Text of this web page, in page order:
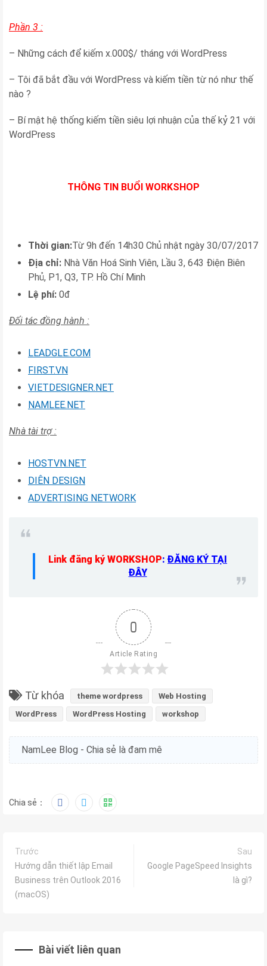
Phần 3 :
– Những cách để kiếm x.000$/ tháng với WordPress
– Tôi đã bắt đầu với WordPress và kiếm tiền từ nó như thế
nào ?
– Bí mật hệ thống kiếm tiền siêu lợi nhuận của thế kỷ 21 với
WordPress
THÔNG TIN BUỔI WORKSHOP
Thời gian:Từ 9h đến 14h30 Chủ nhật ngày 30/07/2017
Địa chỉ: Nhà Văn Hoá Sinh Viên, Lầu 3, 643 Điện Biên
Phủ, P1, Q3, TP. Hồ Chí Minh
Lệ phí: 0đ
Đối tác đồng hành :
LEADGLE.COM
FIRST.VN
VIETDESIGNER.NET
NAMLEE.NET
Nhà tài trợ :
HOSTVN.NET
DIÊN DESIGN
ADVERTISING NETWORK
Link đăng ký WORKSHOP: ĐĂNG KÝ TẠI
ĐÂY
0
Article Rating
Từ khóa theme wordpress
Web Hosting
WordPress
WordPress Hosting workshop
NamLee Blog - Chia sẻ là đam mê
Chia sẻ：
Trước
Hướng dẫn thiết lập Email
Business trên Outlook 2016
(macOS)
Sau
Google PageSpeed Insights
là gì?
Bài viết liên quan